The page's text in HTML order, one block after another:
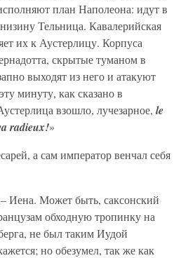
план Наполеона: идут в
Тельница. Кавалерийская
их к Аустерлицу. Корпуса
скрытые туманом в
выходят из него и атакуют
минуту, как сказано в
взошло, лучезарное, le
radieux!»
а сам император венчал себя
Иена. Может быть, саксонский
обходную тропинку на
не был таким Иудой
но обезумел, так же как